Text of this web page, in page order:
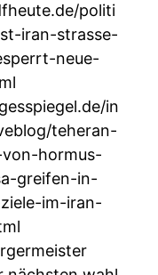
politi
iran-strasse-
neue-
in
teheran-
hormus-
greifen-in-
im-iran-